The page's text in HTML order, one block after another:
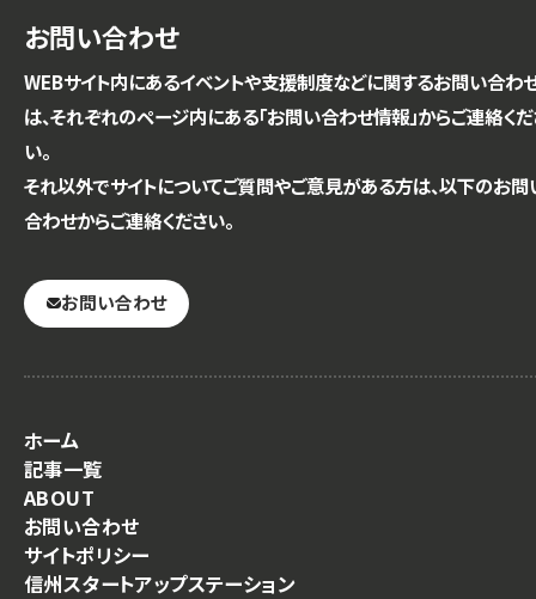
お問い合わせ
WEBサイト内にあるイベントや支援制度などに関するお問い合わ
は、それぞれのページ内にある「お問い合わせ情報」からご連絡く
い。
それ以外でサイトについてご質問やご意見がある方は、以下のお問
合わせからご連絡ください。
お問い合わせ
ホーム
記事一覧
ABOUT
お問い合わせ
サイトポリシー
信州スタートアップステーション